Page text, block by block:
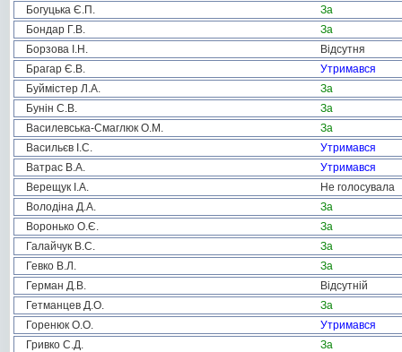
Богуцька Є.П.
За
Бондар Г.В.
За
Борзова І.Н.
Відсутня
Брагар Є.В.
Утримався
Буймістер Л.А.
За
Бунін С.В.
За
Василевська-Смаглюк О.М.
За
Васильєв І.С.
Утримався
Ватрас В.А.
Утримався
Верещук І.А.
Не голосувала
Володіна Д.А.
За
Воронько О.Є.
За
Галайчук В.С.
За
Гевко В.Л.
За
Герман Д.В.
Відсутній
Гетманцев Д.О.
За
Горенюк О.О.
Утримався
Гривко С.Д.
За